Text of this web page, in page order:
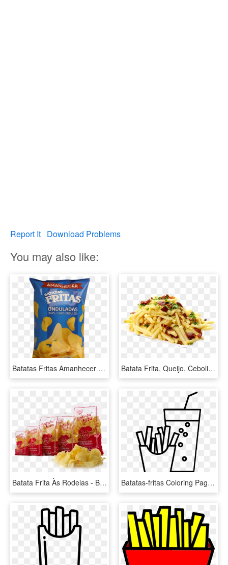
Report It Download Problems
You may also like:
Batatas Fritas Amanhecer Onduladas 170g - Batatas Fritas Pacote Amanhecer, HD Png Download Batata Frita, Queijo, Cebolinha E Bacon - Porção De Batata Frita Png, Transparent Png
Batata Frita Às Rodelas - Batata Doce Frita Embalada, HD Png Download Batatas-fritas Coloring Page - Desenho De Batata Frita Para Colorir, HD Png Download